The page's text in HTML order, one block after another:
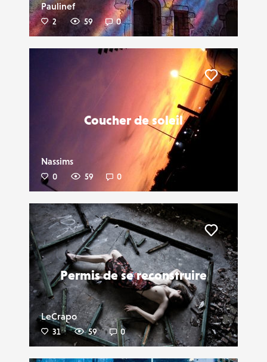
Paulinef
2 59 0
Coucher de soleil
Nassims
0 59 0
Permis de se reconstruire
LeCrapo
31 59 0
Liker